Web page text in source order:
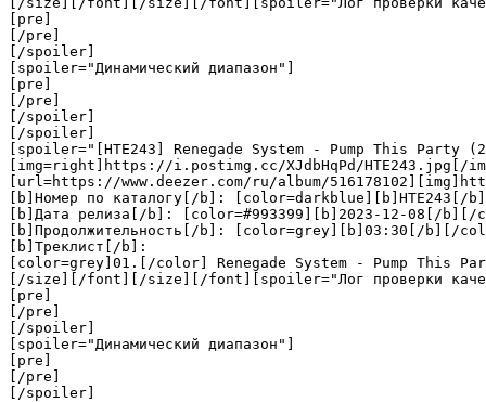
[pre]
[/pre]
[/spoiler]
[spoiler="Динамический диапазон"]
[pre]
[/pre]
[/spoiler]
[/spoiler]
[spoiler="[HTE243] Renegade System - Pump This Party
[img=right]https://i.postimg.cc/XJdbHqPd/HTE243.jpg[/
[url=https://www.deezer.com/ru/album/
[b]Номер по каталогу[/b]: [color=darkblue][b]HTE243[/
[b]Дата релиза[/b]: [color=#993399][b]2023-12-08[/b][/
[b]Продолжительность[/b]: [color=grey][b]03:30[/b][/
[b]Треклист[/b]:
[color=grey]01.[/color] Renegade System - Pump This
[/size][/font][/size][/font][spoiler="Лог проверки
[pre]
[/pre]
[/spoiler]
[spoiler="Динамический диапазон"]
[pre]
[/pre]
[/spoiler]